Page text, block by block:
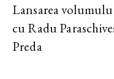
Lansarea
cu Radu
Preda